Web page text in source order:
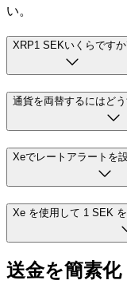
い。
XRP1 SEKいくらです
通貨を両替するにはど
Xeでレートアラートを
Xe を使用して 1 SEK
送金を簡素化